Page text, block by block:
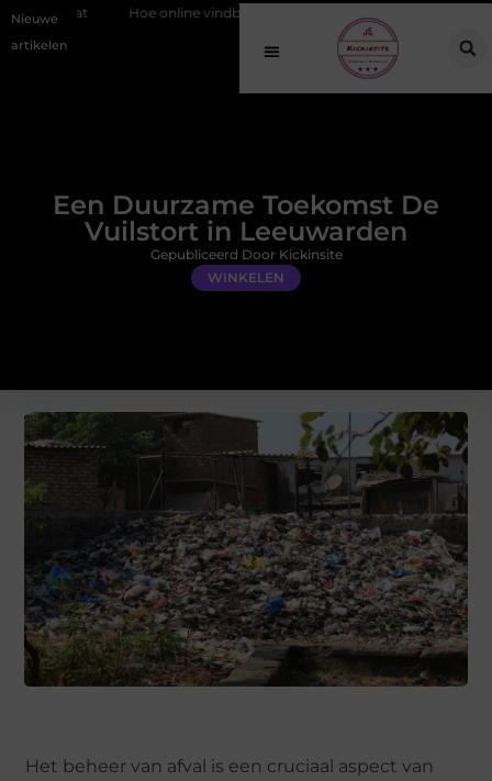
Nieuwe
artikelen
vindbaarheid verandert in 2026
Een Duurzame Toekomst De
Vuilstort in Leeuwarden
WINKELEN
Gepubliceerd Door Kickinsite
Het beheer van afval is een cruciaal aspect van